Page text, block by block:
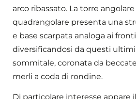
arco ribassato. La torre
quadrangolare presenta una
e base scarpata analoga ai
diversificandosi da questi
sommitale, coronata da
merli a coda di rondine.
Di particolare interesse appare